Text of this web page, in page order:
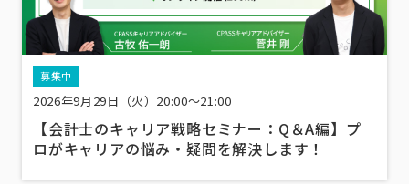
募集中
2026年9月29日（火）20:00～21:00
【会計士のキャリア戦略セミナー：Q＆A編】プ
ロがキャリアの悩み・疑問を解決します！